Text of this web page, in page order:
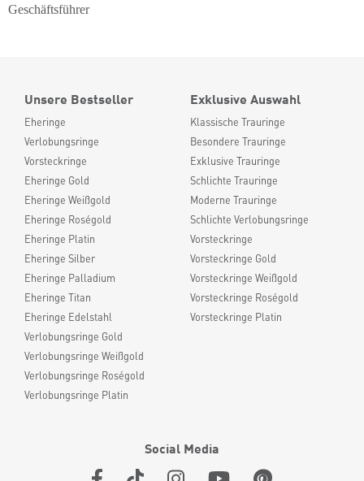
Geschäftsführer
Unsere Bestseller
Eheringe
Verlobungsringe
Vorsteckringe
Eheringe Gold
Eheringe Weißgold
Eheringe Roségold
Eheringe Platin
Eheringe Silber
Eheringe Palladium
Eheringe Titan
Eheringe Edelstahl
Verlobungsringe Gold
Verlobungsringe Weißgold
Verlobungsringe Roségold
Verlobungsringe Platin
Exklusive Auswahl
Klassische Trauringe
Besondere Trauringe
Exklusive Trauringe
Schlichte Trauringe
Moderne Trauringe
Schlichte Verlobungsringe
Vorsteckringe
Vorsteckringe Gold
Vorsteckringe Weißgold
Vorsteckringe Roségold
Vorsteckringe Platin
Social Media